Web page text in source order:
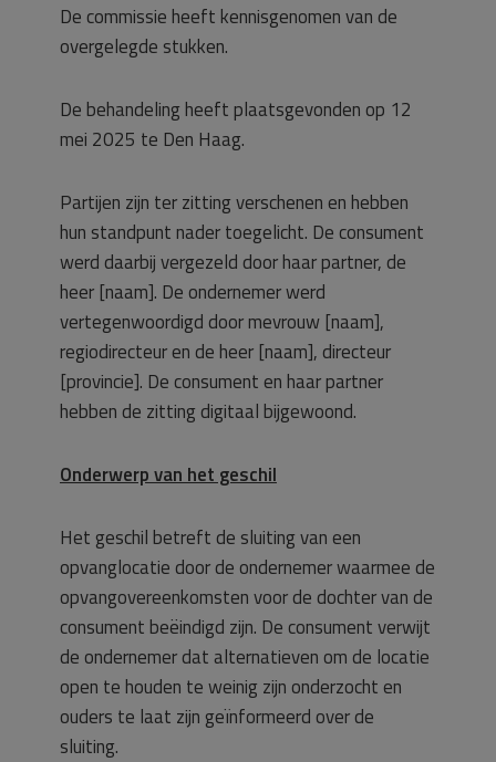
De commissie heeft kennisgenomen van de
overgelegde stukken.
De behandeling heeft plaatsgevonden op 12
mei 2025 te Den Haag.
Partijen zijn ter zitting verschenen en hebben
hun standpunt nader toegelicht. De consument
werd daarbij vergezeld door haar partner, de
heer [naam]. De ondernemer werd
vertegenwoordigd door mevrouw [naam],
regiodirecteur en de heer [naam], directeur
[provincie]. De consument en haar partner
hebben de zitting digitaal bijgewoond.
Onderwerp van het geschil
Het geschil betreft de sluiting van een
opvanglocatie door de ondernemer waarmee de
opvangovereenkomsten voor de dochter van de
consument beëindigd zijn. De consument verwijt
de ondernemer dat alternatieven om de locatie
open te houden te weinig zijn onderzocht en
ouders te laat zijn geïnformeerd over de
sluiting.